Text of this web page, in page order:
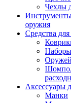
Чехлы
оружия
Средства
Аксессуары
Манки